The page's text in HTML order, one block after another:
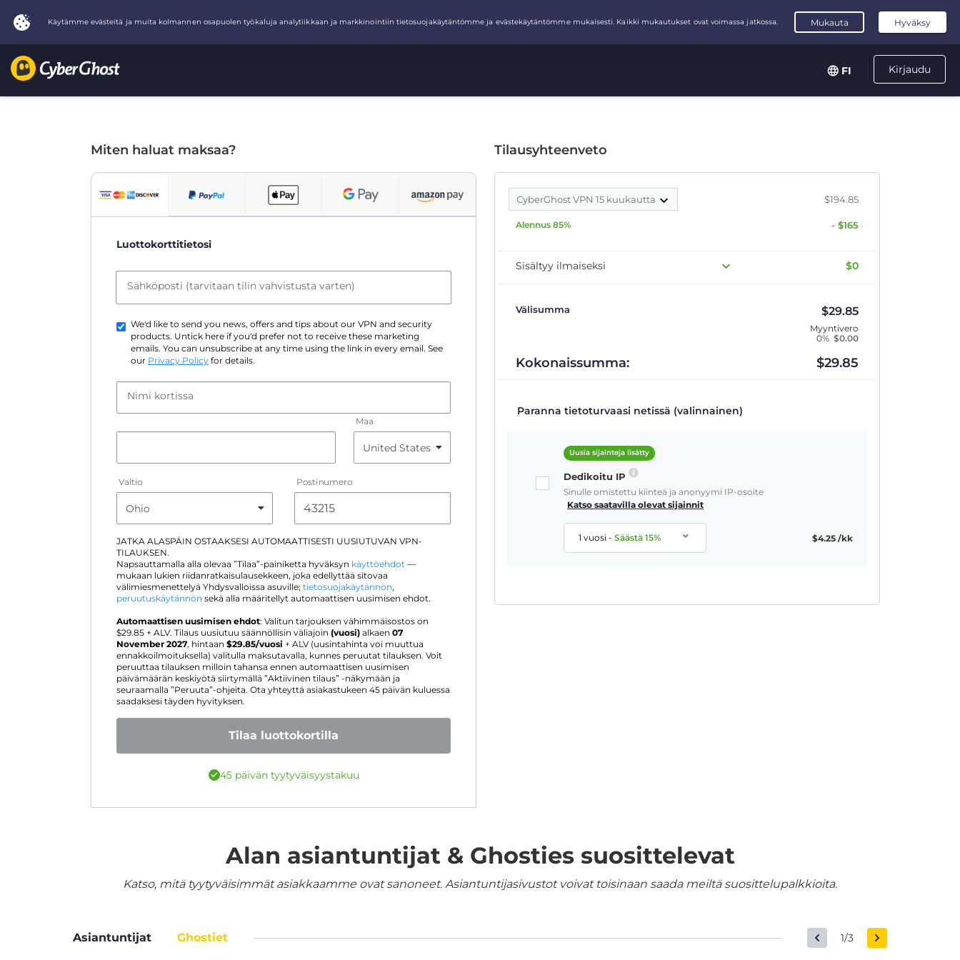
Kirjaudu
FI
Miten haluat maksaa?
Luottokorttitietosi
Sähköposti (tarvitaan tilin vahvistusta varten)
We'd like to send you news, offers and tips about our VPN and security
products. Untick here if you'd prefer not to receive these marketing
emails. You can unsubscribe at any time using the link in every email. See
our Privacy Policy for details.
Nimi kortissa
Maa
Valtio Postinumero
JATKA ALASPÄIN OSTAAKSESI AUTOMAATTISESTI UUSIUTUVAN VPN-
TILAUKSEN.
Napsauttamalla alla olevaa ”Tilaa”-painiketta hyväksyn käyttöehdot —
mukaan lukien riidanratkaisulausekkeen, joka edellyttää sitovaa
välimiesmenettelyä Yhdysvalloissa asuville; tietosuojakäytännön,
peruutuskäytännön sekä alla määritellyt automaattisen uusimisen ehdot.
Automaattisen uusimisen ehdot: Valitun tarjouksen vähimmäisostos on
$29.85 + ALV. Tilaus uusiutuu säännöllisin väliajoin (vuosi) alkaen 07
November 2027, hintaan $29.85/vuosi + ALV (uusintahinta voi muuttua
ennakkoilmoituksella) valitulla maksutavalla, kunnes peruutat tilauksen. Voit
peruuttaa tilauksen milloin tahansa ennen automaattisen uusimisen
päivämäärän keskiyötä siirtymällä ”Aktiivinen tilaus” -näkymään ja
seuraamalla ”Peruuta”-ohjeita. Ota yhteyttä asiakastukeen 45 päivän kuluessa
saadaksesi täyden hyvityksen.
Tilaa luottokortilla
45 päivän tyytyväisyystakuu
Tilausyhteenveto
CyberGhost VPN 15 kuukautta $194.85
Alennus 85% - $165
Sisältyy ilmaiseksi $0
Välisumma $29.85
Myyntivero
0% $0.00
Kokonaissumma: $29.85
Paranna tietoturvaasi netissä (valinnainen)
Uusia sijainteja lisätty
Dedikoitu IP
Sinulle omistettu kiinteä ja anonyymi IP-osoite
Katso saatavilla olevat sijainnit
1 vuosi-Säästä15% $4.25 /kk
Alan asiantuntijat & Ghosties suosittelevat
Katso, mitä tyytyväisimmät asiakkaamme ovat sanoneet. Asiantuntijasivustot voivat toisinaan saada meiltä suosittelupalkkioita.
Asiantuntijat Ghostiet 1/3